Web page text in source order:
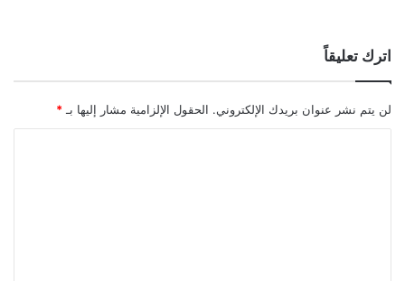
اترك تعليقاً
لن يتم نشر عنوان بريدك الإلكتروني. الحقول الإلزامية مشار إليها بـ *